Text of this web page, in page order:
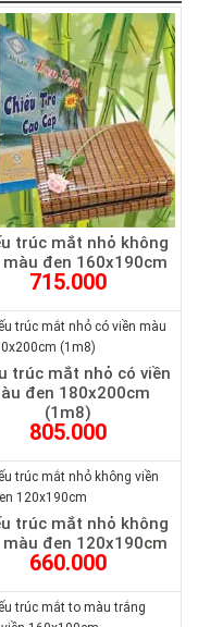
trúc mắt nhỏ không
màu đen 160x190cm
715.000
trúc mắt nhỏ có viền
đen 180x200cm
(1m8)
805.000
trúc mắt nhỏ không
màu đen 120x190cm
660.000